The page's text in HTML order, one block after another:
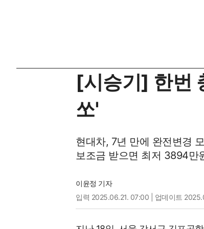
[시승기] 한번
쏘'
현대차, 7년 만에 완전변경
보조금 받으면 최저 3894만
이윤정 기자
입력 2025.06.21. 07:00 | 업데이트